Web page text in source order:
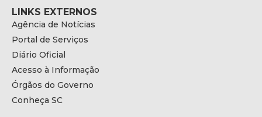
LINKS EXTERNOS
Agência de Notícias
Portal de Serviços
Diário Oficial
Acesso à Informação
Órgãos do Governo
Conheça SC